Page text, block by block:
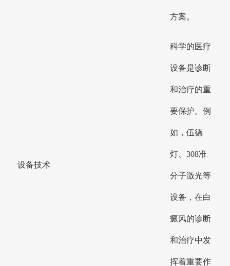
方案。
设备技术
科学的医疗
设备是诊断
和治疗的重
要保护。例
如，伍德
灯、308准
分子激光等
设备，在白
癜风的诊断
和治疗中发
挥着重要作